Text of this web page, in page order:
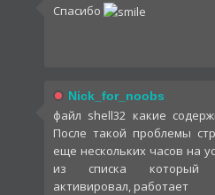
Спасибо
Nick_for_noobs
файл shell32 какие
После такой проблемы
еще нескольких часов на
из списка который
активировал, работает